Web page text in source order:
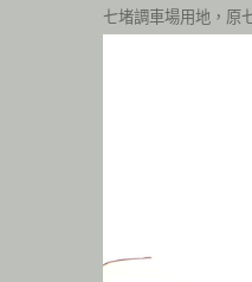
七堵調車場用地，原